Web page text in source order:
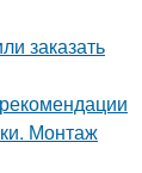
заказать
Монтаж